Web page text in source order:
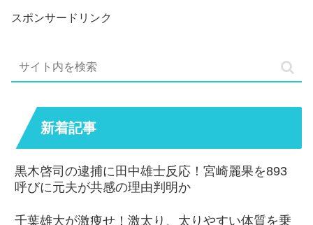
スポンサードリンク
新着記事
黒木啓司の逮捕に田中雄士反応！宮崎麗果を893
呼びに元夫が共感の理由判明か
千葉雄大が激痩せ！激太り、太りやすい体質を乗